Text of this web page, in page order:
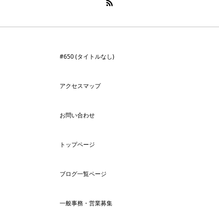
#650 (タイトルなし)
アクセスマップ
お問い合わせ
トップページ
ブログ一覧ページ
一般事務・営業募集